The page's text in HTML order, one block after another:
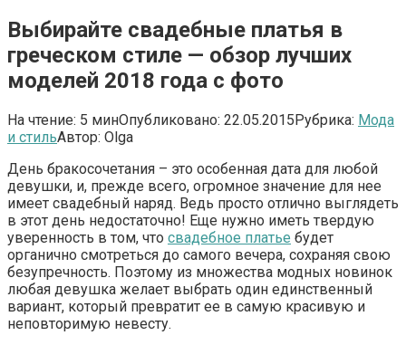
Выбирайте свадебные платья в
греческом стиле — обзор лучших
моделей 2018 года с фото
На чтение: 5 минОпубликовано: 22.05.2015Рубрика: Мода
и стильАвтор: Olga
День бракосочетания – это особенная дата для любой
девушки, и, прежде всего, огромное значение для нее
имеет свадебный наряд. Ведь просто отлично выглядеть
в этот день недостаточно! Еще нужно иметь твердую
уверенность в том, что свадебное платье будет
органично смотреться до самого вечера, сохраняя свою
безупречность. Поэтому из множества модных новинок
любая девушка желает выбрать один единственный
вариант, который превратит ее в самую красивую и
неповторимую невесту.